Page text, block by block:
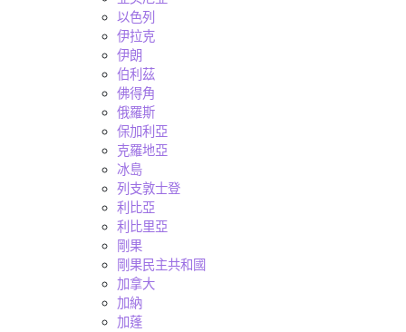
以色列
伊拉克
伊朗
伯利茲
佛得角
俄羅斯
保加利亞
克羅地亞
冰島
列支敦士登
利比亞
利比里亞
剛果
剛果民主共和國
加拿大
加納
加蓬